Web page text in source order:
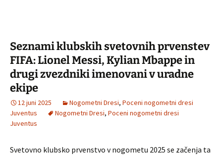
Seznami klubskih svetovnih prvenstev
FIFA: Lionel Messi, Kylian Mbappe in
drugi zvezdniki imenovani v uradne
ekipe
12 juni 2025 Nogometni Dresi, Poceni nogometni dresi
Juventus
Nogometni Dresi, Poceni nogometni dresi
Juventus
Svetovno klubsko prvenstvo v nogometu 2025 se začenja ta